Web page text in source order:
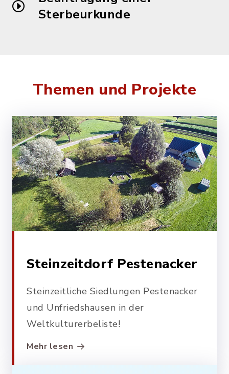
Sterbeurkunde
Themen und Projekte
Steinzeitdorf Pestenacker
Steinzeitliche Siedlungen Pestenacker
und Unfriedshausen in der
Weltkulturerbeliste!
Mehr lesen